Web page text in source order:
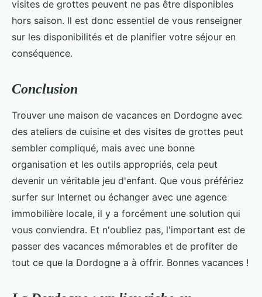
visites de grottes peuvent ne pas être disponibles
hors saison. Il est donc essentiel de vous renseigner
sur les disponibilités et de planifier votre séjour en
conséquence.
Conclusion
Trouver une maison de vacances en Dordogne avec
des ateliers de cuisine et des visites de grottes peut
sembler compliqué, mais avec une bonne
organisation et les outils appropriés, cela peut
devenir un véritable jeu d'enfant. Que vous préfériez
surfer sur Internet ou échanger avec une agence
immobilière locale, il y a forcément une solution qui
vous conviendra. Et n'oubliez pas, l'important est de
passer des vacances mémorables et de profiter de
tout ce que la Dordogne a à offrir. Bonnes vacances !